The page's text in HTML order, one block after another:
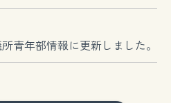
青年部情報に更新しました。